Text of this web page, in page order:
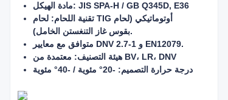
مادة الهيكل: JIS SPA-H / GB Q345D, E36
تقنية اللحام: لحام TIG أوتوماتيكي (لحام
بقوس غاز التنغستن الخامل).
متوافق مع معايير DNV 2.7-1 و EN12079.
هيئة التصنيف: معتمدة من BV، LR، DNV
درجة حرارة التصميم: -20° مئوية / -40° مئوية